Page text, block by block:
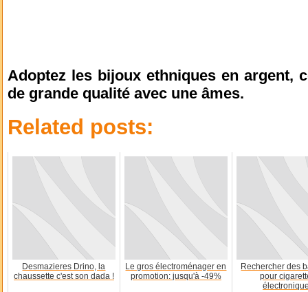
Adoptez les bijoux ethniques en argent,
de grande qualité avec une âmes.
Related posts:
Desmazieres Drino, la
chaussette c'est son dada !
Le gros électroménager en
promotion: jusqu'à -49%
Rechercher des
pour